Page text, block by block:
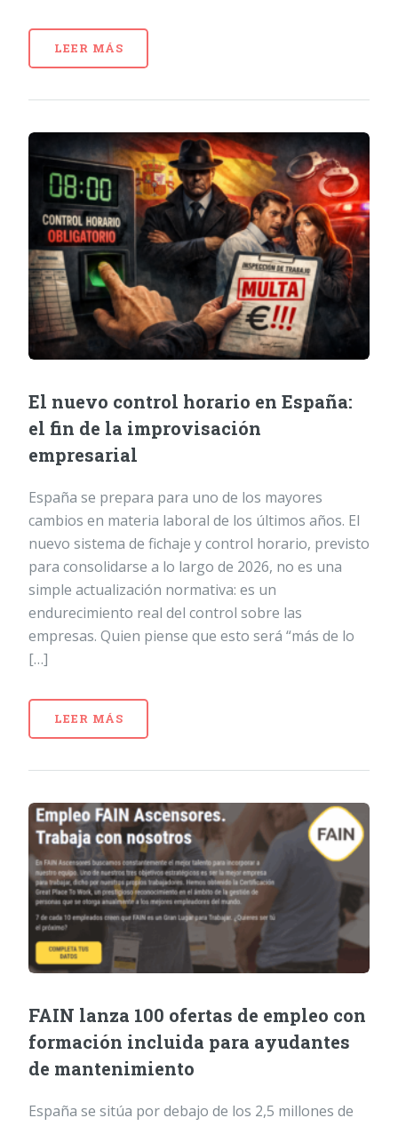
LEER MÁS
El nuevo control horario en España:
el fin de la improvisación
empresarial
España se prepara para uno de los mayores
cambios en materia laboral de los últimos años. El
nuevo sistema de fichaje y control horario, previsto
para consolidarse a lo largo de 2026, no es una
simple actualización normativa: es un
endurecimiento real del control sobre las
empresas. Quien piense que esto será “más de lo
[…]
LEER MÁS
FAIN lanza 100 ofertas de empleo con
formación incluida para ayudantes
de mantenimiento
España se sitúa por debajo de los 2,5 millones de